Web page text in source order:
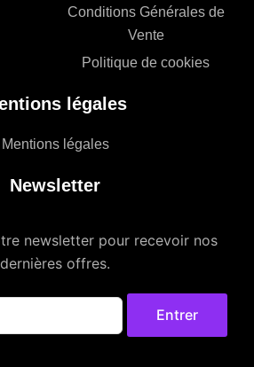
Conditions Générales de
Vente
Politique de cookies
légales
Mentions légales
Newsletter
newsletter pour recevoir nos
dernières offres.
Entrer